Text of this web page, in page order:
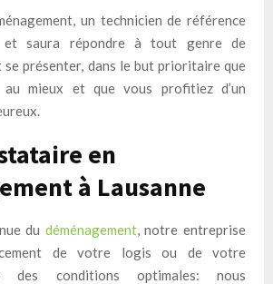
un technicien de référence
et saura répondre à tout genre de
présenter, dans le but prioritaire que
mieux et que vous profitiez d’un
en
à Lausanne
du déménagement, notre entreprise
de votre logis ou de votre
des conditions optimales: nous